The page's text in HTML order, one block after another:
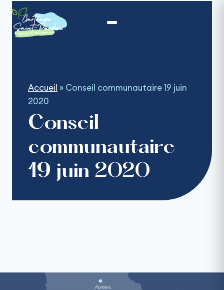
contenu
Accueil » Conseil communautaire 19 juin
2020
Conseil
communautaire
19 juin 2020